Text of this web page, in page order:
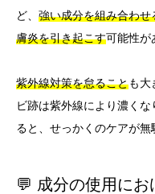
ど、 強い成分を組み合わ
膚炎を引き起こす可能性が
紫外線対策を怠ることも大
ビ跡は紫外線により濃く
ると、せっかくのケアが無
💬 成分の使用にお